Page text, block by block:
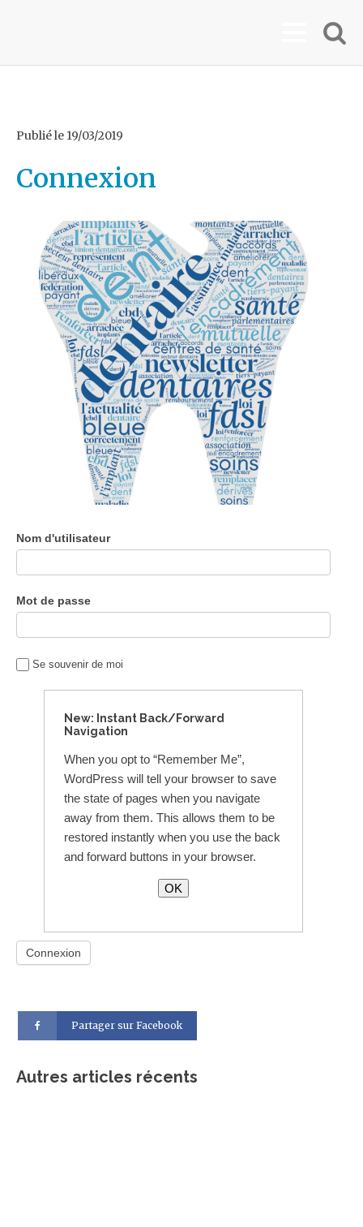
Publié le 19/03/2019
Connexion
Nom d'utilisateur
Mot de passe
Se souvenir de moi
New: Instant Back/Forward
Navigation
When you opt to “Remember Me”,
WordPress will tell your browser to save
the state of pages when you navigate
away from them. This allows them to be
restored instantly when you use the back
and forward buttons in your browser.
OK
Partager sur Facebook
Autres articles récents